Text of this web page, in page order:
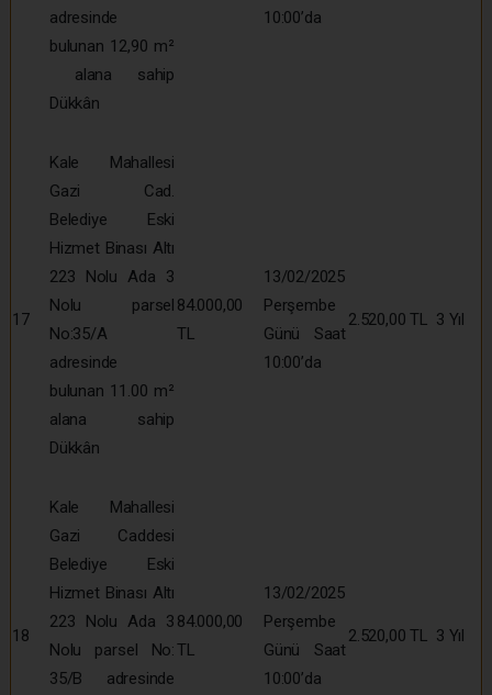
adresinde
bulunan 12,90 m²
alana sahip
Dükkân
10:00’da
17
Kale Mahallesi
Gazi Cad.
Belediye Eski
Hizmet Binası Altı
223 Nolu Ada 3
Nolu parsel
No:35/A
adresinde
bulunan 11.00 m²
alana sahip
Dükkân
84.000,00
TL
13/02/2025
Perşembe
Günü Saat
10:00’da
2.520,00 TL 3 Yıl
18
Kale Mahallesi
Gazi Caddesi
Belediye Eski
Hizmet Binası Altı
223 Nolu Ada 3
Nolu parsel No:
35/B adresinde
84.000,00
TL
13/02/2025
Perşembe
Günü Saat
10:00’da
2.520,00 TL 3 Yıl